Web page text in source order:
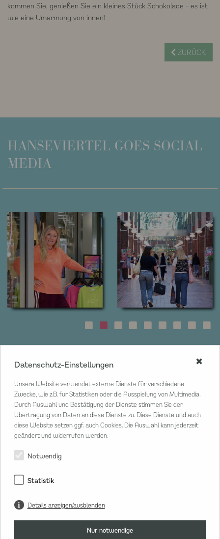
kommen Sie, genießen Sie ein kleines Stück Schokolade – es ist
wie eine Umarmung von innen!
ZURÜCK
HANSEVIERTEL GOES SOCIAL
MEDIA
CENTER MANAGEMENT
Poststraße 33
20354 Hamburg
040 80 802 02 20
info@hanseviertel.de
Center Manager
Datenschutz-Einstellungen
Unsere Website verwendet externe Dienste für verschiedene
Zwecke, wie z.B. für Statistiken oder die Ausspielung von Multimedia.
Durch Auswahl und Bestätigung der Dienste stimmen Sie der
Übertragung von Daten an diese Dienste zu. Diese Dienste und auch
diese Website setzen ggf. auch Cookies. Die Auswahl kann jederzeit
geändert und widerrufen werden.
Notwendig
Statistik
Details anzeigen/ausblenden
Nur notwendige
✖